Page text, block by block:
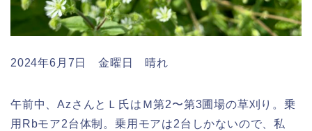
2024年6月7日 金曜日 晴れ
午前中、AzさんとＬ氏はＭ第2〜第3圃場の草刈り。乗
用Rbモア2台体制。乗用モアは2台しかないので、私